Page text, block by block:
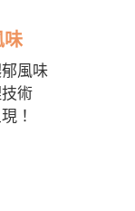
味
風味
術
！